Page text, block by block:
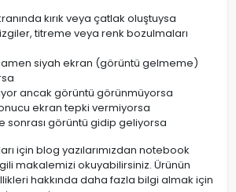
kırık veya çatlak oluştuysa
titreme veya renk bozulmaları
siyah ekran (görüntü gelmeme)
ancak görüntü görünmüyorsa
ekran tepki vermiyorsa
sonrası görüntü gidip geliyorsa
için blog yazılarımızdan notebook
makalemizi okuyabilirsiniz. Ürünün
hakkında daha fazla bilgi almak için